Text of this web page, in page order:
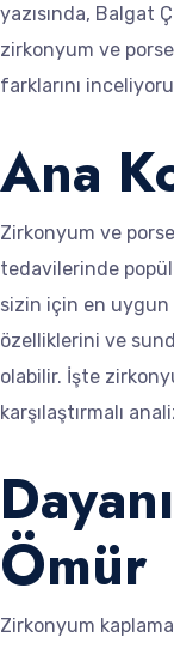
yazısında, Balgat
zirkonyum ve
farklarını
Ana
Zirkonyum ve
tedavilerinde
sizin için en
özelliklerini ve
olabilir. İşte
karşılaştırmalı
Ömür
Zirkonyum